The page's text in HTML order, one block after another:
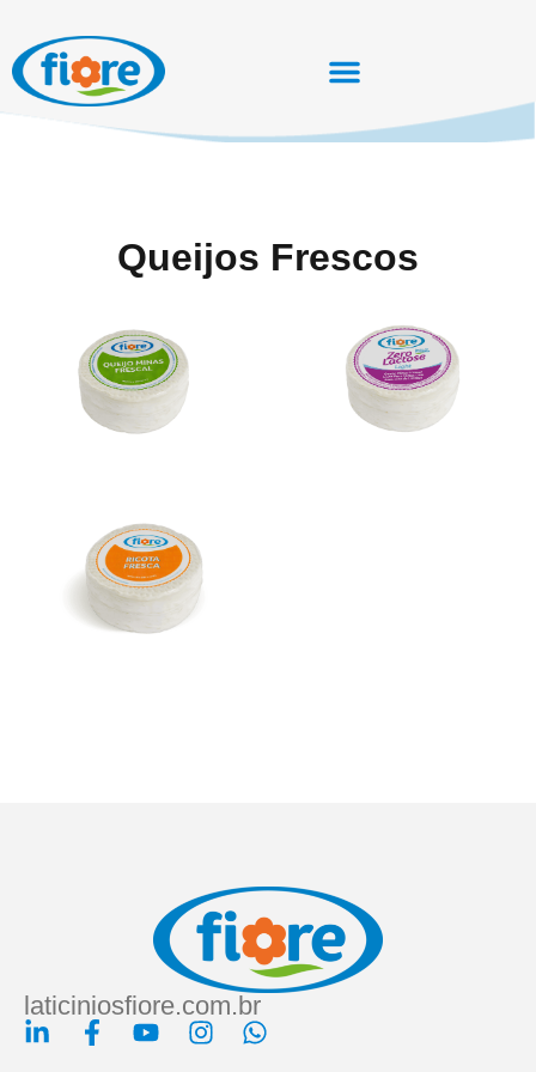
Queijos Frescos
laticiniosfiore.com.br